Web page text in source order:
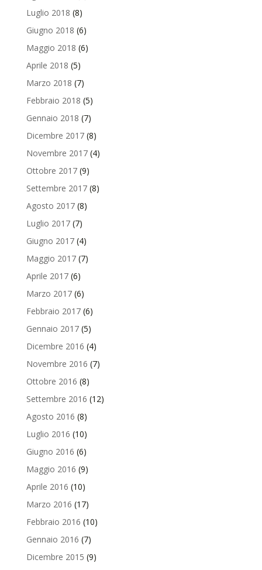
Luglio 2018 (8)
Giugno 2018 (6)
Maggio 2018 (6)
Aprile 2018 (5)
Marzo 2018 (7)
Febbraio 2018 (5)
Gennaio 2018 (7)
Dicembre 2017(8)
Novembre 2017(4)
Ottobre 2017(9)
Settembre 2017(8)
Agosto 2017(8)
Luglio 2017(7)
Giugno 2017(4)
Maggio 2017(7)
Aprile 2017(6)
Marzo 2017(6)
Febbraio 2017(6)
Gennaio 2017(5)
Dicembre 2016 (4)
Novembre 2016 (7)
Ottobre 2016 (8)
Settembre 2016 (12)
Agosto 2016 (8)
Luglio 2016 (10)
Giugno 2016 (6)
Maggio 2016 (9)
Aprile 2016 (10)
Marzo 2016 (17)
Febbraio 2016 (10)
Gennaio 2016 (7)
Dicembre 2015 (9)